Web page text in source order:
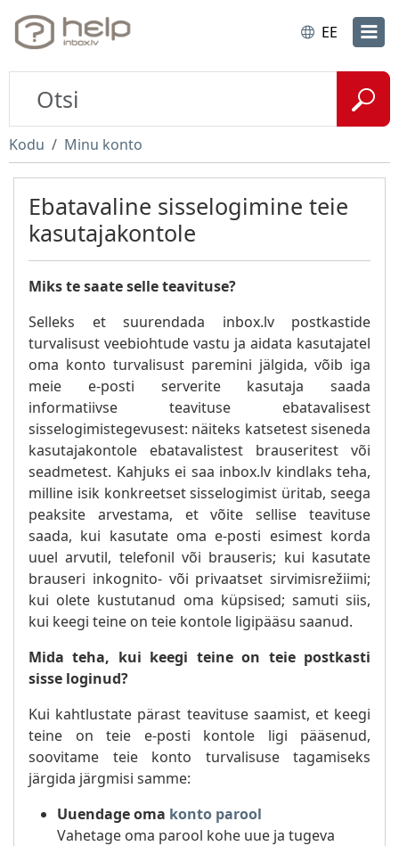
EE
Kodu Minu konto
Ebatavaline sisselogimine teie
kasutajakontole
Miks te saate selle teavituse?
Selleks et suurendada inbox.lv postkastide
turvalisust veebiohtude vastu ja aidata kasutajatel
oma konto turvalisust paremini jälgida, võib iga
meie e-posti serverite kasutaja saada
informatiivse teavituse ebatavalisest
sisselogimistegevusest: näiteks katsetest siseneda
kasutajakontole ebatavalistest brauseritest või
seadmetest. Kahjuks ei saa inbox.lv kindlaks teha,
milline isik konkreetset sisselogimist üritab, seega
peaksite arvestama, et võite sellise teavituse
saada, kui kasutate oma e-posti esimest korda
uuel arvutil, telefonil või brauseris; kui kasutate
brauseri inkognito- või privaatset sirvimisrežiimi;
kui olete kustutanud oma küpsised; samuti siis,
kui keegi teine on teie kontole ligipääsu saanud.
Mida teha, kui keegi teine on teie postkasti
sisse loginud?
Kui kahtlustate pärast teavituse saamist, et keegi
teine on teie e-posti kontole ligi pääsenud,
soovitame teie konto turvalisuse tagamiseks
järgida järgmisi samme:
Uuendage oma konto parool
Vahetage oma parool kohe uue ja tugeva